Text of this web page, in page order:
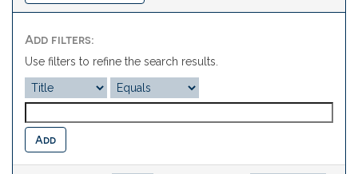
Add filters:
Use filters to refine the search results.